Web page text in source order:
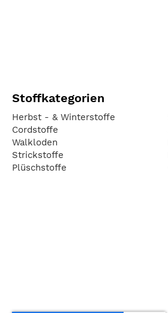
Stoffkategorien
Herbst - & Winterstoffe
Cordstoffe
Walkloden
Strickstoffe
Plüschstoffe